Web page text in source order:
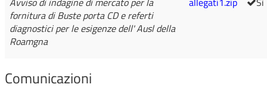
fornitura di Buste porta CD e referti
diagnostici per le esigenze dell' Ausl della
Roamgna
Comunicazioni